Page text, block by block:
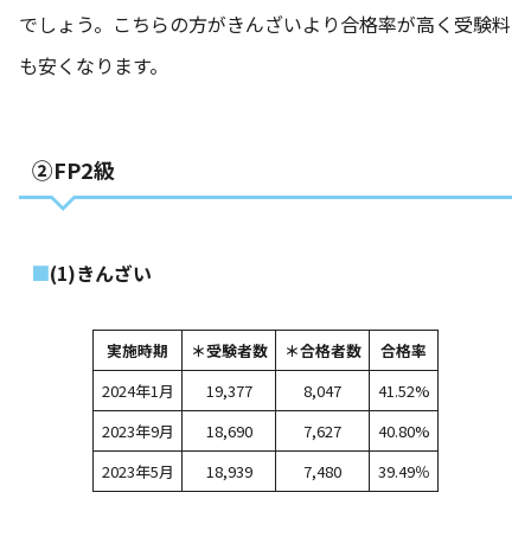
でしょう。こちらの方がきんざいより合格率が高く受験料
も安くなります。
②FP2級
(1)きんざい
実施時期 ＊受験者数 ＊合格者数
合格率
2024年1月
19,377 8,047
41.52%
2023年9月
18,690 7,627
40.80%
2023年5月
18,939 7,480 39.49％